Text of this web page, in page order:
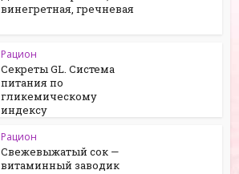
винегретная, гречневая
Рацион
Секреты GL. Система
питания по
гликемическому
индексу
Рацион
Свежевыжатый сок —
витаминный заводик